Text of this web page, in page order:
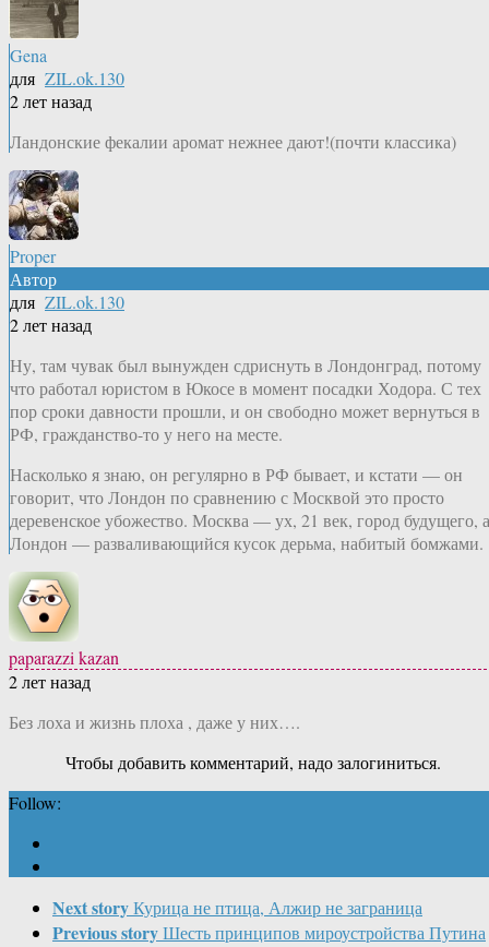
Gena
для ZIL.ok.130
2 лет назад
Ландонские фекалии аромат нежнее дают!(почти классика)
Proper
Автор
для ZIL.ok.130
2 лет назад
Ну, там чувак был вынужден сдриснуть в Лондонград, потому
что работал юристом в Юкосе в момент посадки Ходора. С тех
пор сроки давности прошли, и он свободно может вернуться в
РФ, гражданство-то у него на месте.
Насколько я знаю, он регулярно в РФ бывает, и кстати — он
говорит, что Лондон по сравнению с Москвой это просто
деревенское убожество. Москва — ух, 21 век, город будущего, а
Лондон — разваливающийся кусок дерьма, набитый бомжами.
paparazzi kazan
2 лет назад
Без лоха и жизнь плоха , даже у них….
Чтобы добавить комментарий, надо залогиниться.
Follow:
Next storyКурица не птица, Алжир не заграница
Previous storyШесть принципов мироустройства Путина